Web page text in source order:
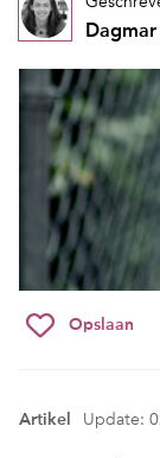
Opslaan
Artikel Update: